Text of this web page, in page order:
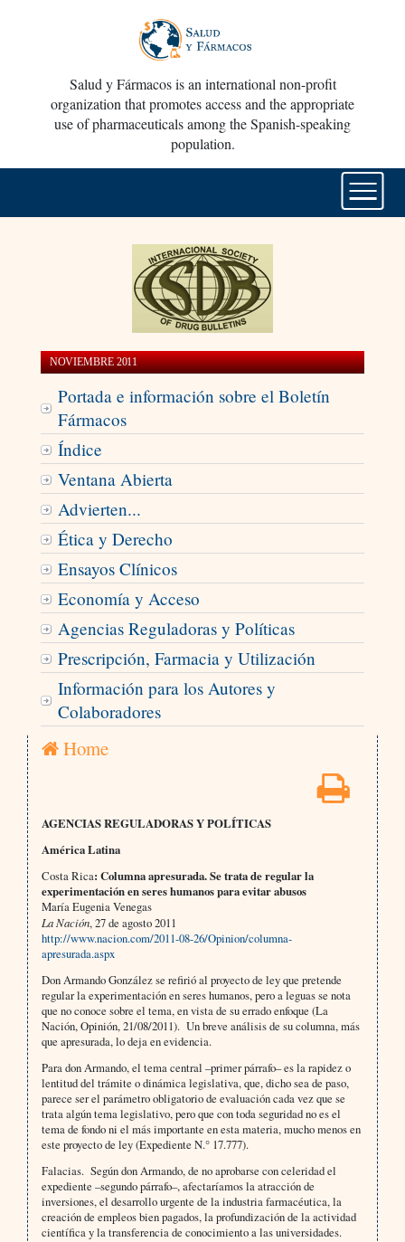
Salud y Fármacos is an international non-profit
organization that promotes access and the appropriate
use of pharmaceuticals among the Spanish-speaking
population.
NOVIEMBRE 2011
Portada e información sobre el Boletín
Fármacos
Índice
Ventana Abierta
Advierten...
Ética y Derecho
Ensayos Clínicos
Economía y Acceso
Agencias Reguladoras y Políticas
Prescripción, Farmacia y Utilización
Información para los Autores y
Colaboradores
Home
AGENCIAS REGULADORAS Y POLÍTICAS
América Latina
Costa Rica: Columna apresurada. Se trata de regular la
experimentación en seres humanos para evitar abusos
María Eugenia Venegas
La Nación, 27 de agosto 2011
http://www.nacion.com/2011-08-26/Opinion/columna-
apresurada.aspx
Don Armando González se refirió al proyecto de ley que pretende
regular la experimentación en seres humanos, pero a leguas se nota
que no conoce sobre el tema, en vista de su errado enfoque (La
Nación, Opinión, 21/08/2011). Un breve análisis de su columna, más
que apresurada, lo deja en evidencia.
Para don Armando, el tema central –primer párrafo– es la rapidez o
lentitud del trámite o dinámica legislativa, que, dicho sea de paso,
parece ser el parámetro obligatorio de evaluación cada vez que se
trata algún tema legislativo, pero que con toda seguridad no es el
tema de fondo ni el más importante en esta materia, mucho menos en
este proyecto de ley (Expediente N.° 17.777).
Falacias. Según don Armando, de no aprobarse con celeridad el
expediente –segundo párrafo–, afectaríamos la atracción de
inversiones, el desarrollo urgente de la industria farmacéutica, la
creación de empleos bien pagados, la profundización de la actividad
científica y la transferencia de conocimiento a las universidades.